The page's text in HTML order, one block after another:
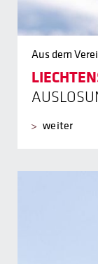
Aus dem
weiter